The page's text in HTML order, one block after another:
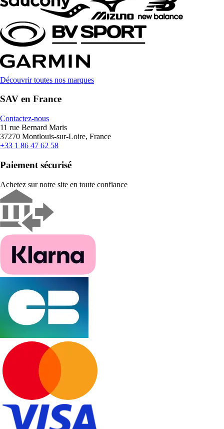
Découvrir toutes nos marques
SAV en France
Contactez-nous
11 rue Bernard Maris
37270 Montlouis-sur-Loire, France
+33 1 86 47 62 58
Paiement sécurisé
Achetez sur notre site en toute confiance